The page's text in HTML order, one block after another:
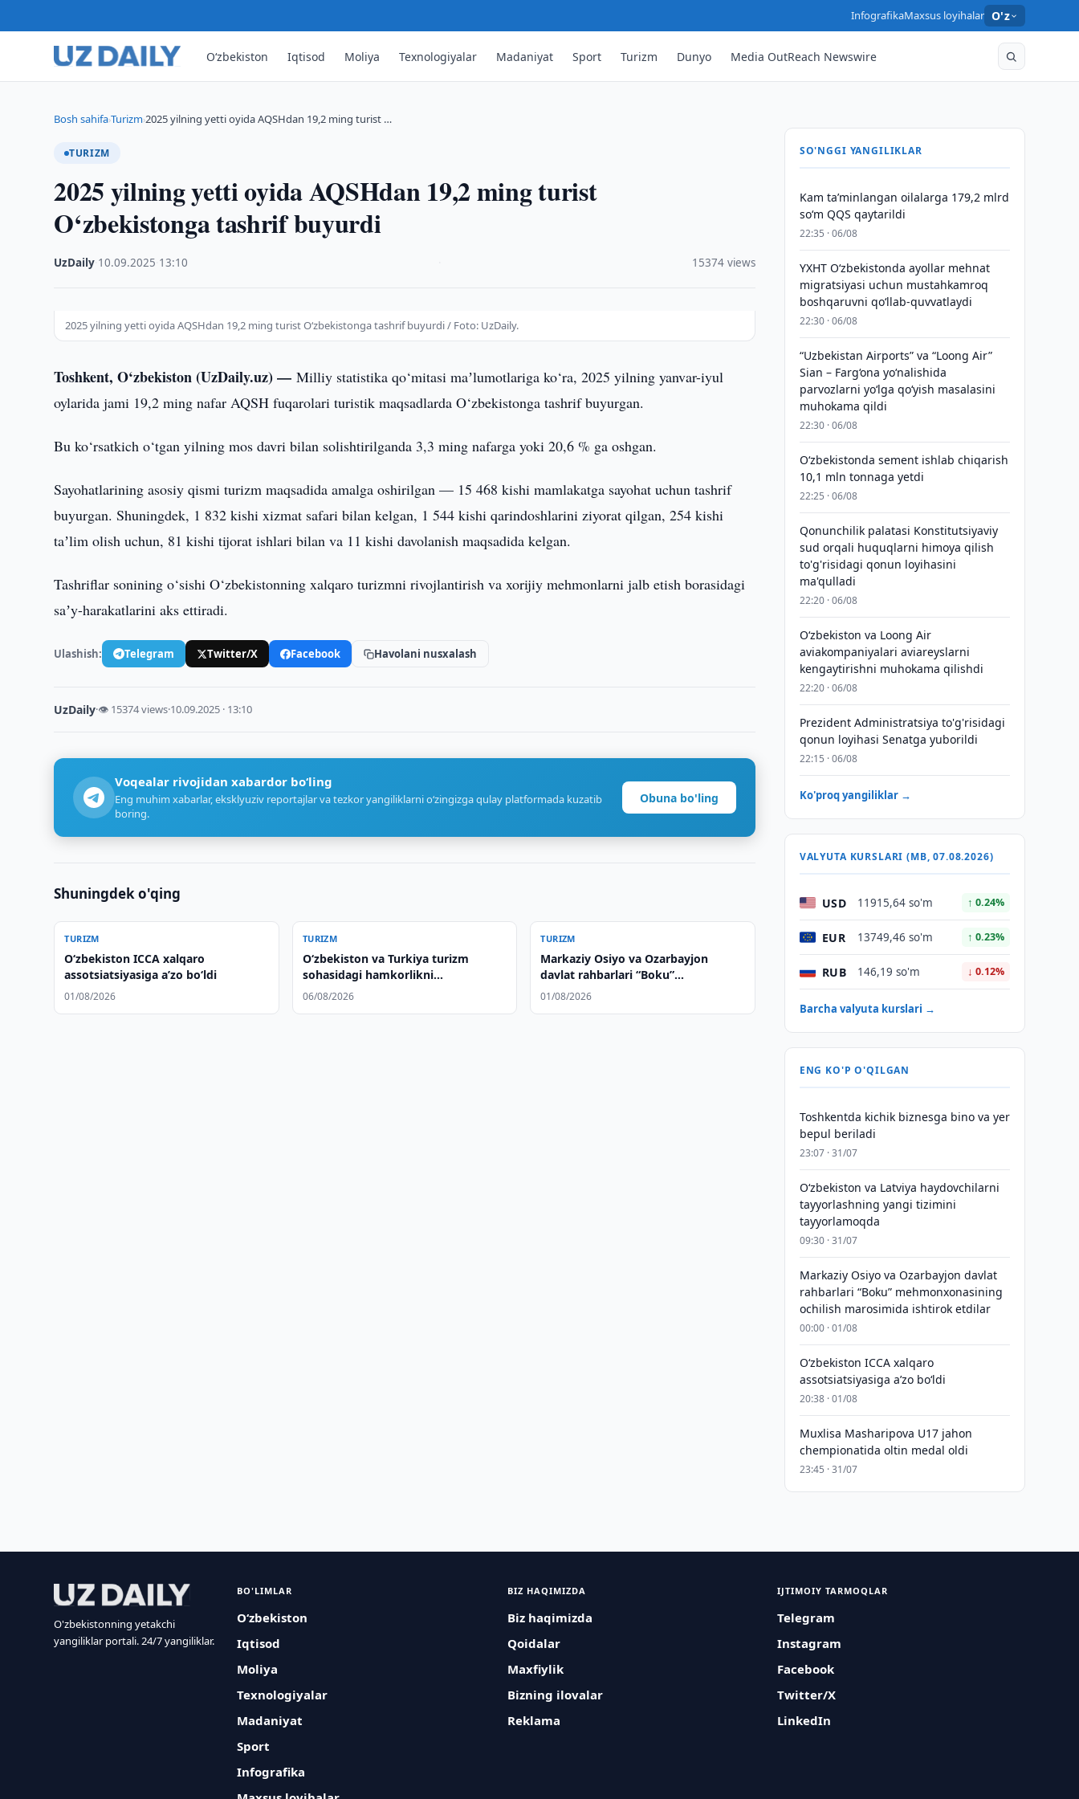
InfografikaMaxsus loyihalar O'z
O‘zbekiston Iqtisod Moliya Texnologiyalar Madaniyat Sport Turizm Dunyo Media OutReach Newswire
Bosh sahifa›Turizm›2025 yilning yetti oyida AQSHdan 19,2 ming turist …
TURIZM
2025 yilning yetti oyida AQSHdan 19,2 ming turist
O‘zbekistonga tashrif buyurdi
UzDaily 10.09.2025 13:10 15374 views
2025 yilning yetti oyida AQSHdan 19,2 ming turist O‘zbekistonga tashrif buyurdi / Foto: UzDaily.
Toshkent, O‘zbekiston (UzDaily.uz) —Milliy statistika qo‘mitasi maʼlumotlariga ko‘ra, 2025 yilning yanvar-iyul
oylarida jami 19,2 ming nafar AQSH fuqarolari turistik maqsadlarda O‘zbekistonga tashrif buyurgan.
Bu ko‘rsatkich o‘tgan yilning mos davri bilan solishtirilganda 3,3 ming nafarga yoki 20,6 % ga oshgan.
Sayohatlarining asosiy qismi turizm maqsadida amalga oshirilgan — 15 468 kishi mamlakatga sayohat uchun tashrif
buyurgan. Shuningdek, 1 832 kishi xizmat safari bilan kelgan, 1 544 kishi qarindoshlarini ziyorat qilgan, 254 kishi
taʼlim olish uchun, 81 kishi tijorat ishlari bilan va 11 kishi davolanish maqsadida kelgan.
Tashriflar sonining o‘sishi O‘zbekistonning xalqaro turizmni rivojlantirish va xorijiy mehmonlarni jalb etish borasidagi
saʼy-harakatlarini aks ettiradi.
Ulashish: Telegram Twitter/X Facebook Havolani nusxalash
UzDaily·👁 15374 views·10.09.2025 · 13:10
Voqealar rivojidan xabardor bo‘ling
Eng muhim xabarlar, eksklyuziv reportajlar va tezkor yangiliklarni o‘zingizga qulay platformada kuzatib
boring.
Obuna bo'ling
Shuningdek o'qing
TURIZM
O‘zbekiston ICCA xalqaro
assotsiatsiyasiga aʼzo bo‘ldi
01/08/2026
TURIZM
Oʻzbekiston va Turkiya turizm
sohasidagi hamkorlikni
kengaytiradi
06/08/2026
TURIZM
Markaziy Osiyo va Ozarbayjon
davlat rahbarlari “Boku”
mehmonxonasining ochilish
01/08/2026
SO'NGGI YANGILIKLAR
Kam taʼminlangan oilalarga 179,2 mlrd
so‘m QQS qaytarildi
22:35 · 06/08
YXHT O‘zbekistonda ayollar mehnat
migratsiyasi uchun mustahkamroq
boshqaruvni qo‘llab-quvvatlaydi
22:30 · 06/08
“Uzbekistan Airports” va “Loong Air”
Sian – Farg‘ona yo‘nalishida
parvozlarni yo‘lga qo‘yish masalasini
muhokama qildi
22:30 · 06/08
O‘zbekistonda sement ishlab chiqarish
10,1 mln tonnaga yetdi
22:25 · 06/08
Qonunchilik palatasi Konstitutsiyaviy
sud orqali huquqlarni himoya qilish
to'g'risidagi qonun loyihasini
ma'qulladi
22:20 · 06/08
Oʻzbekiston va Loong Air
aviakompaniyalari aviareyslarni
kengaytirishni muhokama qilishdi
22:20 · 06/08
Prezident Administratsiya to'g'risidagi
qonun loyihasi Senatga yuborildi
22:15 · 06/08
Ko'proq yangiliklar →
VALYUTA KURSLARI (MB, 07.08.2026)
USD 11915,64 so'm ↑ 0.24%
EUR 13749,46 so'm ↑ 0.23%
RUB 146,19 so'm ↓ 0.12%
Barcha valyuta kurslari →
ENG KO'P O'QILGAN
Toshkentda kichik biznesga bino va yer
bepul beriladi
23:07 · 31/07
Oʻzbekiston va Latviya haydovchilarni
tayyorlashning yangi tizimini
tayyorlamoqda
09:30 · 31/07
Markaziy Osiyo va Ozarbayjon davlat
rahbarlari “Boku” mehmonxonasining
ochilish marosimida ishtirok etdilar
00:00 · 01/08
O‘zbekiston ICCA xalqaro
assotsiatsiyasiga aʼzo bo‘ldi
20:38 · 01/08
Muxlisa Masharipova U17 jahon
chempionatida oltin medal oldi
23:45 · 31/07
O'zbekistonning yetakchi
yangiliklar portali. 24/7 yangiliklar.
BO'LIMLAR
O‘zbekiston
Iqtisod
Moliya
Texnologiyalar
Madaniyat
Sport
Infografika
BIZ HAQIMIZDA
Biz haqimizda
Qoidalar
Maxfiylik
Bizning ilovalar
Reklama
IJTIMOIY TARMOQLAR
Telegram
Instagram
Facebook
Twitter/X
LinkedIn